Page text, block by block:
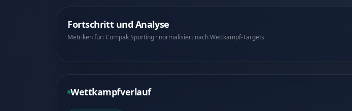
Fortschritt und Analyse
Metriken für: Compak Sporting · normalisiert nach Wettkampf-Targets
Wettkampfverlauf